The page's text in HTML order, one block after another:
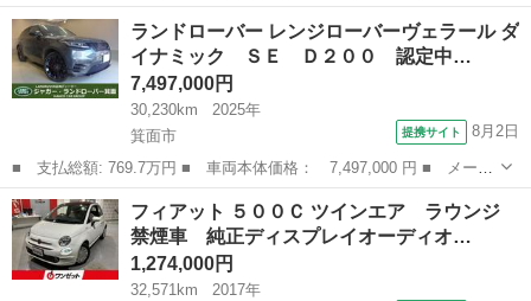
カー名： ランドローバー ■ 車種名： レンジローバースポーツ
■ グレード名： オートバイオグラフィー Ｄ３００ 認定中古車
エアサ...
大阪 箕面市 その他
ランドローバー レンジローバーヴェラール ダ
イナミック ＳＥ Ｄ２００ 認定中…
7,497,000円
30,230km
2025年
箕面市
提携サイト 8月2日
■ 支払総額: 769.7万円 ■ 車両本体価格： 7,497,000 円 ■ メーカ
ー名： ランドローバー ■ 車種名： レンジローバーヴェラール
■ グレード名： ダイナミック ＳＥ Ｄ２００ 認定中古車 ２２
インチア...
大阪 箕面市
フィアット ５００Ｃ ツインエア ラウンジ
禁煙車 純正ディスプレイオーディオ…
1,274,000円
32,571km
2017年